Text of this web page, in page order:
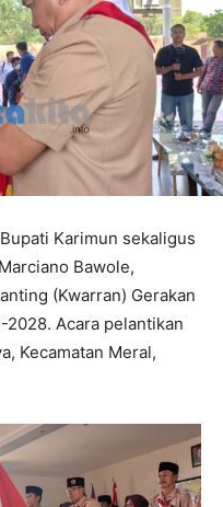
Karimun sekaligus
Bawole,
(Kwarran) Gerakan
2028. Acara pelantikan
Kecamatan Meral,